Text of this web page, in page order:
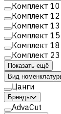
Комплект
Комплект
Комплект
Комплект
Комплект
Комплект
Показать ещё
Вид
Цанги
Бренды
AdvaCut